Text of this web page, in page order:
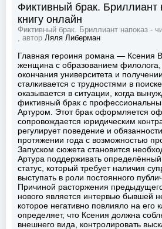
Фиктивный брак. Бриллиант
книгу онлайн
Фиктивный брак. Бриллиант напоказ -
, автор Ляля Либерман
Главная героиня романа — Ксения
женщина с образованием филолога,
окончания университета и
сталкивается с трудностями в
оказывается в ситуации, когда
фиктивный брак с
Артуром. Этот брак оформляется
сопровождается юридическим
регулирует поведение и
протяжении года с возможностью
Запуском сюжета становится
Артура поддерживать
статус, который требует наличия
выступать в роли постоянного
Причиной расторжения
нового является интервью бывшей
которое негативно повлияло на его
определяет, что Ксения должна
внешнего вида, контролировать